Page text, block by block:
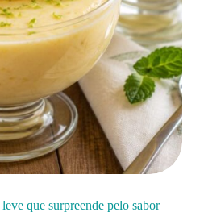
que surpreende pelo sabor